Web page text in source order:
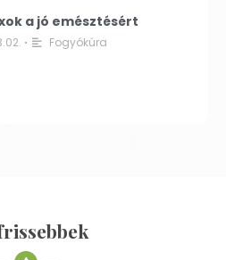
a jó emésztésért
• Fogyókúra